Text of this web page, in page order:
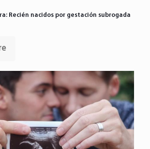
Recién nacidos por gestación subrogada